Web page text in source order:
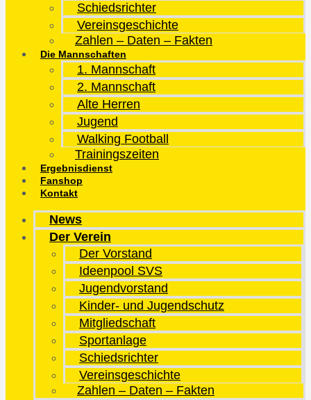
Schiedsrichter
Vereinsgeschichte
Zahlen – Daten – Fakten
Die Mannschaften
1. Mannschaft
2. Mannschaft
Alte Herren
Jugend
Walking Football
Trainingszeiten
Ergebnisdienst
Fanshop
Kontakt
News
Der Verein
Der Vorstand
Ideenpool SVS
Jugendvorstand
Kinder- und Jugendschutz
Mitgliedschaft
Sportanlage
Schiedsrichter
Vereinsgeschichte
Zahlen – Daten – Fakten